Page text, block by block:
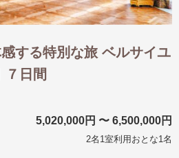
GRAND'EX
外旅行
ら探す
テルに泊まる
リゾート
ら探す
特別企画
ーバスでめぐる
瑞風
する特別な旅 ベルサイユ
７日間
5,020,000円 〜 6,500,000円
2名1室利用おとな1名